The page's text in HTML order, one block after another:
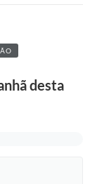
desta